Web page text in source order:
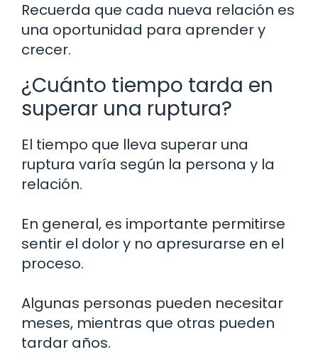
Recuerda que cada nueva relación es
una oportunidad para aprender y
crecer.
¿Cuánto tiempo tarda en
superar una ruptura?
El tiempo que lleva superar una
ruptura varía según la persona y la
relación.
En general, es importante permitirse
sentir el dolor y no apresurarse en el
proceso.
Algunas personas pueden necesitar
meses, mientras que otras pueden
tardar años.